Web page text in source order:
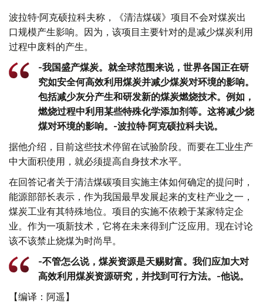
波拉特·阿克硕拉科夫称，《清洁煤碳》项目不会对煤炭出
口规模产生影响。因为，该项目主要针对的是减少煤炭利用
过程中废料的产生。
-我国盛产煤炭。就全球范围来说，世界各国正在研
究如安全何高效利用煤炭并减少煤炭对环境的影响。
包括减少灰分产生和研发新的煤炭燃烧技术。例如，
燃烧过程中利用某些特殊化学添加剂等。这将减少烧
煤对环境的影响。-波拉特·阿克硕拉科夫说。
据他介绍，目前这些技术停留在试验阶段。而要在工业生产
中大面积使用，就必须提高自身技术水平。
在回答记者关于清洁煤碳项目实施主体如何确定的提问时，
能源部部长表示，作为我国最早发展起来的支柱产业之一，
煤炭工业有其特殊地位。项目的实施不依赖于某家特定企
业。作为一项新技术，它将在未来得到广泛应用。现在讨论
该不该禁止烧煤为时尚早。
-不管怎么说，煤炭资源是天赐财富。我们应加大对
高效利用煤炭资源研究，并找到可行方法。-他说。
【编译：阿遥】